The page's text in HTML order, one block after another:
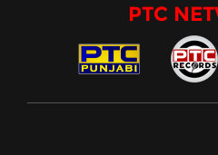
PTC